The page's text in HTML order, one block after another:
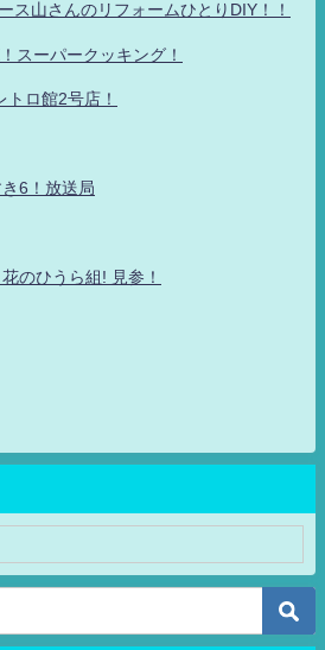
ス山さんのリフォームひとりDIY！！
スーパークッキング！
ロ館2号店！
6！放送局
のひうら組! 見参！